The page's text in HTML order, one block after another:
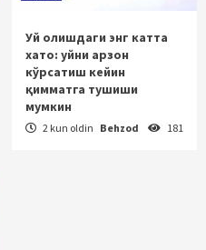
Уй олишдаги энг катта
хато: уйни арзон
кўрсатиш кейин
қимматга тушиши
мумкин
2 kun oldin Behzod 181